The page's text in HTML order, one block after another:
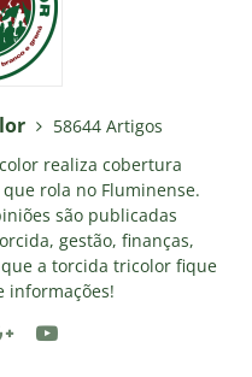
58644 Artigos
realiza cobertura
rola no Fluminense.
são publicadas
gestão, finanças,
a torcida tricolor fique
informações!